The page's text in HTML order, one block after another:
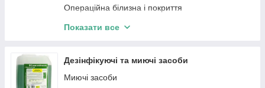
Нітратомери
Операційна білизна і покриття
Зонди, Катетери, Канюлі
Інфузійна терапія
Гемостатичні губки
Показати все
Дезінфікуючі та миючі засоби
Миючі засоби